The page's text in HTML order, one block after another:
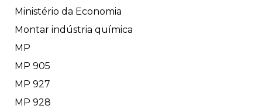
Ministério da Economia
Montar indústria química
MP
MP 905
MP 927
MP 928